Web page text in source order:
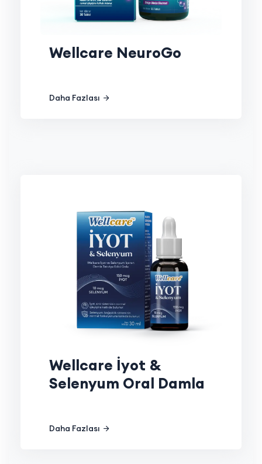
Wellcare NeuroGo
Daha Fazlası
Wellcare İyot &
Selenyum Oral Damla
Daha Fazlası